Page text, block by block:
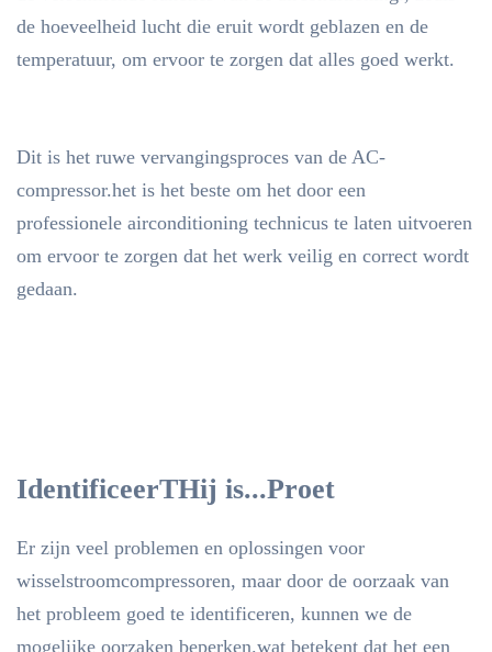
de hoeveelheid lucht die eruit wordt geblazen en de
temperatuur, om ervoor te zorgen dat alles goed werkt.
Dit is het ruwe vervangingsproces van de AC-
compressor.het is het beste om het door een
professionele airconditioning technicus te laten uitvoeren
om ervoor te zorgen dat het werk veilig en correct wordt
gedaan.
IdentificeerTHij is...Proet
Er zijn veel problemen en oplossingen voor
wisselstroomcompressoren, maar door de oorzaak van
het probleem goed te identificeren, kunnen we de
mogelijke oorzaken beperken.wat betekent dat het een